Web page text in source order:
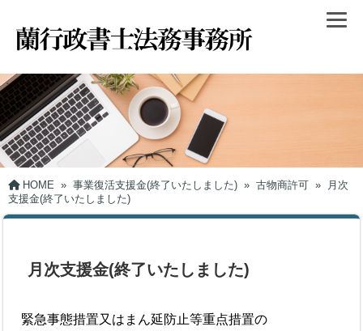
HOME » 事業復活支援金(終了いたしました) » 古物商許可 »
月次
支援金(終了いたしました)
月次支援金(終了いたしました)
緊急事態措置又はまん延防止等重点措置の